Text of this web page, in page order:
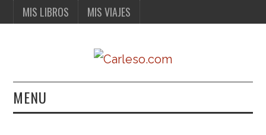
MIS LIBROS MIS VIAJES
MENU